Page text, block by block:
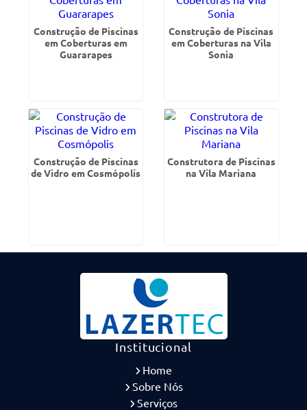
Construção de Piscinas
em Coberturas em
Guararapes
Construção de Piscinas
em Coberturas na Vila
Sonia
Construção de Piscinas
de Vidro em Cosmópolis
Construtora de Piscinas
na Vila Mariana
Institucional
Home
Sobre Nós
Serviços